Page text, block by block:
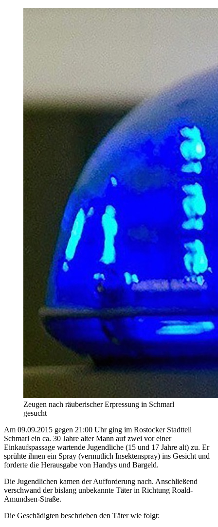
Zeugen nach räuberischer Erpressung in Schmarl
gesucht
Am 09.09.2015 gegen 21:00 Uhr ging im Rostocker Stadtteil
Schmarl ein ca. 30 Jahre alter Mann auf zwei vor einer
Einkaufspassage wartende Jugendliche (15 und 17 Jahre alt) zu. Er
sprühte ihnen ein Spray (vermutlich Insektenspray) ins Gesicht und
forderte die Herausgabe von Handys und Bargeld.
Die Jugendlichen kamen der Aufforderung nach. Anschließend
verschwand der bislang unbekannte Täter in Richtung Roald-
Amundsen-Straße.
Die Geschädigten beschrieben den Täter wie folgt: